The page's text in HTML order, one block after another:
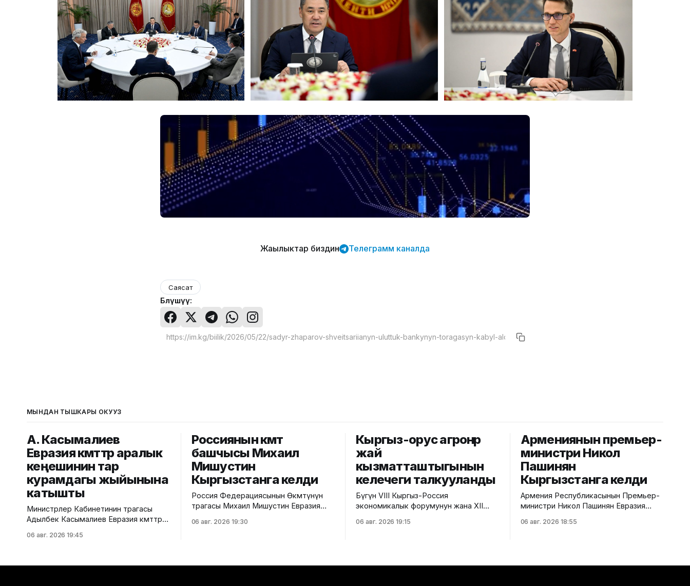
Жаңылыктар биздин Телеграмм каналда
Саясат
Бөлүшүү:
МЫНДАН ТЫШКАРЫ ОКУҢУЗ
А. Касымалиев
Евразия өкмөттөр аралык
кеңешинин тар
курамдагы жыйынына
катышты
Министрлер Кабинетинин төрагасы
Адылбек Касымалиев Евразия өкмөттөр
курамдагы жыйынына катышты. Бул
06 авг. 2026 19:45
Россиянын өкмөт
башчысы Михаил
Мишустин
Кыргызстанга келди
Россия Федерациясынын Өкмөтүнүн
төрагасы Михаил Мишустин Евразия
жыйынына катышуу үчүн Кыргызстанга
Эрлист Акунбеков тосуп алды.
06 авг. 2026 19:30
Кыргыз-орус агроөнөр
жай
кызматташтыгынын
келечеги талкууланды
Бүгүн VIII Кыргыз-Россия
экономикалык форумунун жана XII
конференциясынын алкагында "Айыл
Айыл чарба министрлигинин басма сөз
06 авг. 2026 19:15
Армениянын премьер-
министри Никол
Пашинян
Кыргызстанга келди
Армения Республикасынын Премьер-
министри Никол Пашинян Евразия
жыйынына катышуу үчүн Кыргызстанга
аэропортунан Министрлер
06 авг. 2026 18:55